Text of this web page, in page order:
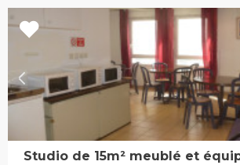
Studio de 15m² meublé et